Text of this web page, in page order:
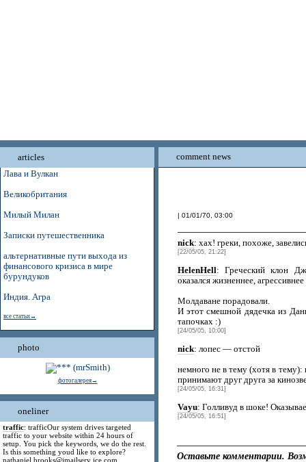
articles
Лава и Вулкан
Великобритания
Милый Милан
Записки путешественника
альтернативные пути выхода из
финансового кризиса в мире
бурундуков
Индия. Агра
все статьи→
photo
фотогалерея→
oneliner
traffic: trafficOur system drives targeted
traffic to your website within 24 hours of
setup. You pick the keywords, we do the rest.
Is this something youd like to explore?
nathaniel.brooks@jmailserv ice.com
comment news
| 01/01/70, 03:00
nick: хах! греки, похоже,
[22/05/05, 21:22]
HelenHell: Греческий клон
оказался жизненнее,
Молдаване порадовали.
И этот смешной дядечка из
тапочках :)
[24/05/05, 10:00]
nick: лопес — отстой
немного не в тему (хотя в
принимают друг друга за
[24/05/05, 16:31]
Vayu: Голливуд в шоке!
[24/05/05, 16:51]
Оставьте комментарии.